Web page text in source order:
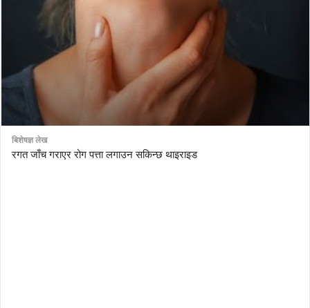
बिशेषज्ञ लेख
रगत जाँच गराएर रोग पत्ता लगाउन सकिन्छ थाइराइड